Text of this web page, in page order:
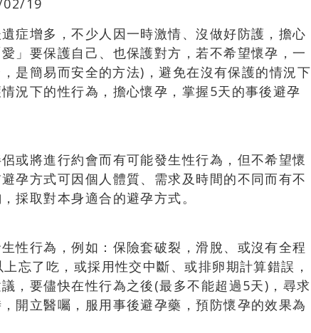
02/19
症增多，不少人因一時激情、沒做好防護，擔心
」要保護自己、也保護對方，若不希望懷孕，一
是簡易而安全的方法)，避免在沒有保護的情況下
況下的性行為，擔心懷孕，掌握5天的事後避孕
或將進行約會而有可能發生性行為，但不希望懷
孕方式可因個人體質、需求及時間的不同而有不
採取對本身適合的避孕方式。
性行為，例如：保險套破裂，滑脫、或沒有全程
忘了吃，或採用性交中斷、或排卵期計算錯誤，
，要儘快在性行為之後(最多不能超過5天)，尋求
開立醫囑，服用事後避孕藥，預防懷孕的效果為